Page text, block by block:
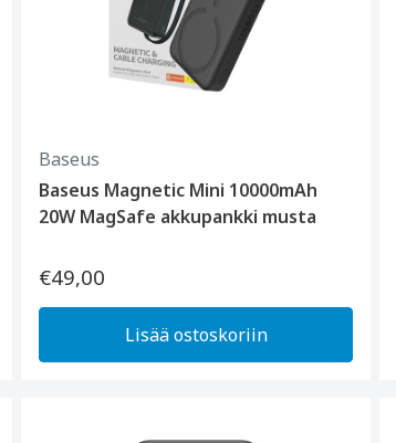
Baseus
Baseus Magnetic Mini 10000mAh
20W MagSafe akkupankki musta
€49,00
Lisää ostoskoriin